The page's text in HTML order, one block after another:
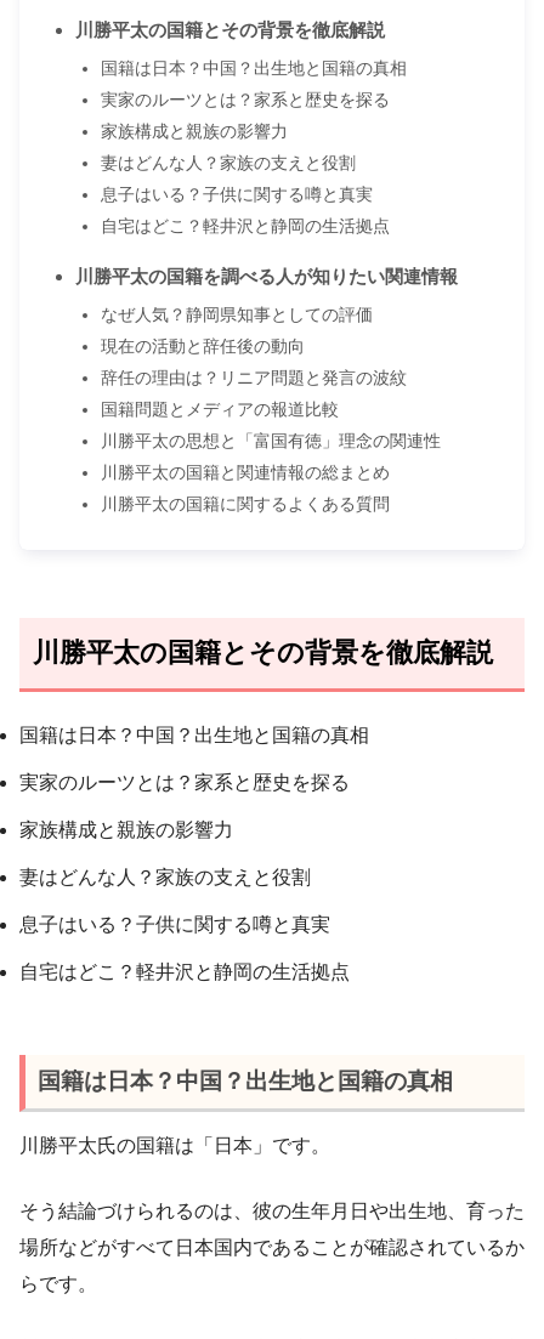
川勝平太の国籍とその背景を徹底解説
国籍は日本？中国？出生地と国籍の真相
実家のルーツとは？家系と歴史を探る
家族構成と親族の影響力
妻はどんな人？家族の支えと役割
息子はいる？子供に関する噂と真実
自宅はどこ？軽井沢と静岡の生活拠点
川勝平太の国籍を調べる人が知りたい関連情報
なぜ人気？静岡県知事としての評価
現在の活動と辞任後の動向
辞任の理由は？リニア問題と発言の波紋
国籍問題とメディアの報道比較
川勝平太の思想と「富国有徳」理念の関連性
川勝平太の国籍と関連情報の総まとめ
川勝平太の国籍に関するよくある質問
川勝平太の国籍とその背景を徹底解説
国籍は日本？中国？出生地と国籍の真相
実家のルーツとは？家系と歴史を探る
家族構成と親族の影響力
妻はどんな人？家族の支えと役割
息子はいる？子供に関する噂と真実
自宅はどこ？軽井沢と静岡の生活拠点
国籍は日本？中国？出生地と国籍の真相
川勝平太氏の国籍は「日本」です。
そう結論づけられるのは、彼の生年月日や出生地、育った
場所などがすべて日本国内であることが確認されているか
らです。